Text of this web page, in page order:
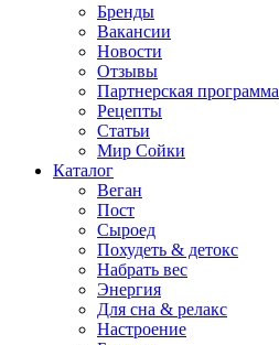
Бренды
Вакансии
Новости
Отзывы
Партнерская программа
Рецепты
Статьи
Мир Сойки
Каталог
Веган
Пост
Сыроед
Похудеть & детокс
Набрать вес
Энергия
Для сна & релакс
Настроение